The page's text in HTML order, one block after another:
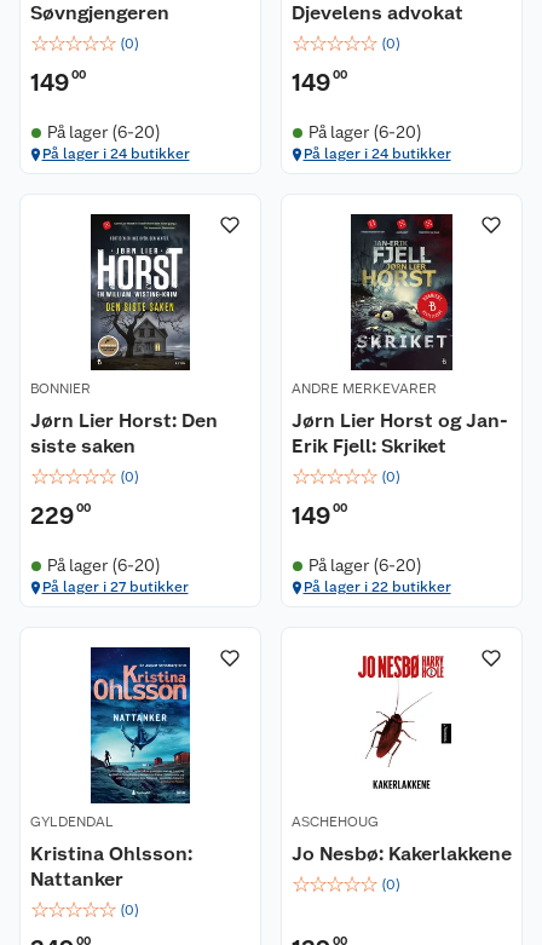
Søvngjengeren
☆☆☆☆☆ (0)
14900
På lager (6-20)
På lager i 24 butikker
Djevelens advokat
☆☆☆☆☆ (0)
14900
På lager (6-20)
På lager i 24 butikker
BONNIER
Jørn Lier Horst: Den
siste saken
☆☆☆☆☆ (0)
22900
På lager (6-20)
På lager i 27 butikker
ANDRE MERKEVARER
Jørn Lier Horst og Jan-
Erik Fjell: Skriket
☆☆☆☆☆ (0)
14900
På lager (6-20)
På lager i 22 butikker
GYLDENDAL
Kristina Ohlsson:
Nattanker
☆☆☆☆☆ (0)
00
ASCHEHOUG
Jo Nesbø: Kakerlakkene
☆☆☆☆☆ (0)
00